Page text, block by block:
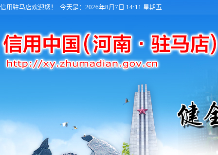
信用驻马店欢迎您！ 今天是：2026年8月7日 14:11 星期五